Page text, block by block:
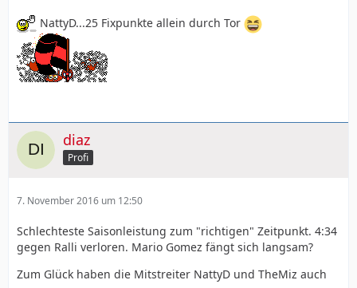
NattyD...25 Fixpunkte allein durch Tor
diaz
Profi
7. November 2016 um 12:50
Schlechteste Saisonleistung zum "richtigen" Zeitpunkt. 4:34
gegen Ralli verloren. Mario Gomez fängt sich langsam?
Zum Glück haben die Mitstreiter NattyD und TheMiz auch